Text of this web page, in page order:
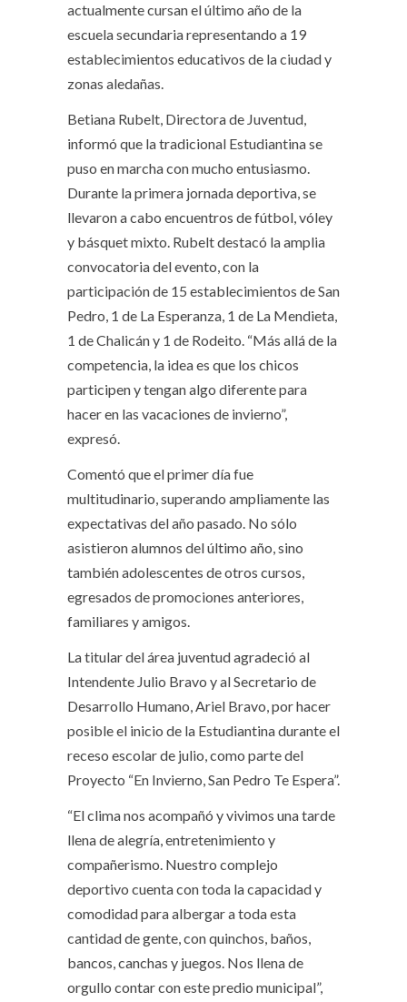
actualmente cursan el último año de la
escuela secundaria representando a 19
establecimientos educativos de la ciudad y
zonas aledañas.
Betiana Rubelt, Directora de Juventud,
informó que la tradicional Estudiantina se
puso en marcha con mucho entusiasmo.
Durante la primera jornada deportiva, se
llevaron a cabo encuentros de fútbol, vóley
y básquet mixto. Rubelt destacó la amplia
convocatoria del evento, con la
participación de 15 establecimientos de San
Pedro, 1 de La Esperanza, 1 de La Mendieta,
1 de Chalicán y 1 de Rodeito. “Más allá de la
competencia, la idea es que los chicos
participen y tengan algo diferente para
hacer en las vacaciones de invierno”,
expresó.
Comentó que el primer día fue
multitudinario, superando ampliamente las
expectativas del año pasado. No sólo
asistieron alumnos del último año, sino
también adolescentes de otros cursos,
egresados de promociones anteriores,
familiares y amigos.
La titular del área juventud agradeció al
Intendente Julio Bravo y al Secretario de
Desarrollo Humano, Ariel Bravo, por hacer
posible el inicio de la Estudiantina durante el
receso escolar de julio, como parte del
Proyecto “En Invierno, San Pedro Te Espera”.
“El clima nos acompañó y vivimos una tarde
llena de alegría, entretenimiento y
compañerismo. Nuestro complejo
deportivo cuenta con toda la capacidad y
comodidad para albergar a toda esta
cantidad de gente, con quinchos, baños,
bancos, canchas y juegos. Nos llena de
orgullo contar con este predio municipal”,